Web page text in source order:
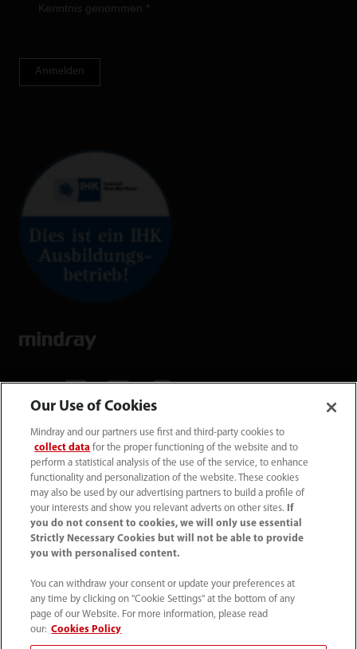
Kenntnis genommen.*
Anmelden
Mindray Medical Germany GmbH
Goebel­straße 21 64293 Darmstadt
06151 3910 - 0
info@mindray.de
Unsere Geschäfts­zeiten: Mo-Do von 8 bis
17 Uhr Fr von 8 bis 16 Uhr
Our Use of Cookies
Mindray and our partners use first and third-party cookies to
collect data for the proper functioning of the website and to
perform a statistical analysis of the use of the service, to enhance
functionality and personalization of the website. These cookies
may also be used by our advertising partners to build a profile of
your interests and show you relevant adverts on other sites.
If
you do not consent to cookies, we will only use essential
Strictly Necessary Cookies but will not be able to provide
you with personalised content.
You can withdraw your consent or update your preferences at
any time by clicking on "Cookie Settings" at the bottom of any
page of our Website. For more information, please read
our: Cookies Policy